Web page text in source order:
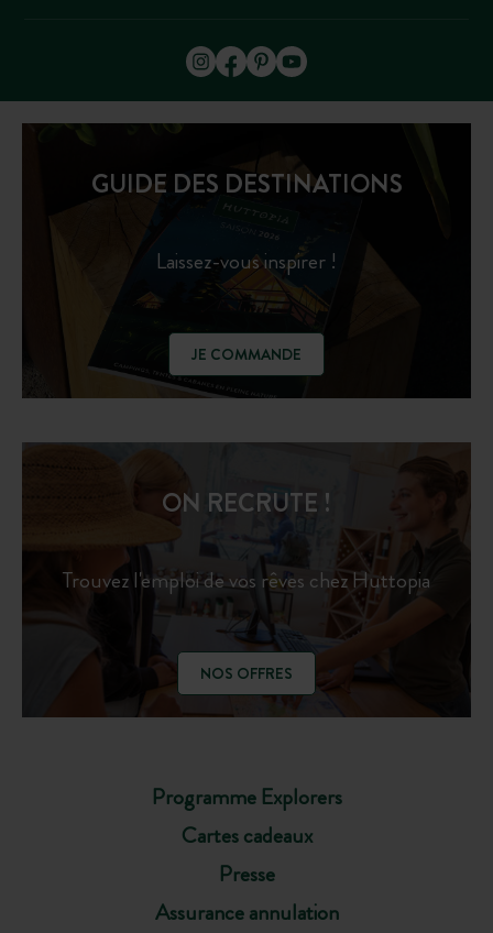
GUIDE DES DESTINATIONS
Laissez-vous inspirer !
JE COMMANDE
Programme Explorers
Cartes cadeaux
Presse
Assurance annulation
ON RECRUTE !
Trouvez l'emploi de vos rêves chez Huttopia
NOS OFFRES